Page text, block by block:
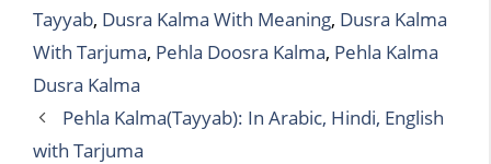
Tayyab, Dusra Kalma With Meaning, Dusra Kalma
With Tarjuma, Pehla Doosra Kalma, Pehla Kalma
Dusra Kalma
Pehla Kalma(Tayyab): In Arabic, Hindi, English
with Tarjuma